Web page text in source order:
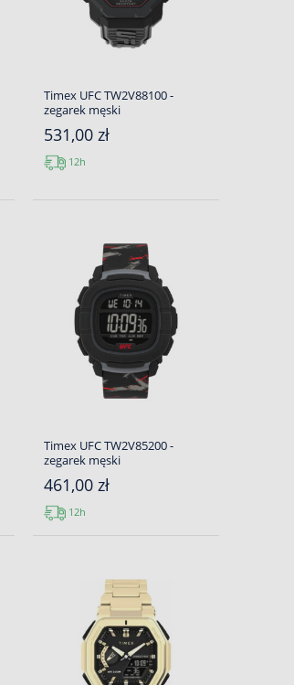
Timex UFC TW2V88100 -
zegarek męski
531,00 zł
12h
Timex UFC TW2V85200 -
zegarek męski
461,00 zł
12h